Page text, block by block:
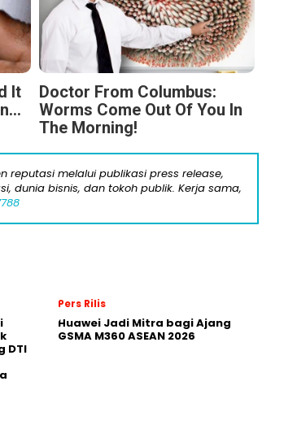
It
Doctor From Columbus:
Worms Come Out Of You In
The Morning!
reputasi melalui publikasi press release,
dunia bisnis, dan tokoh publik. Kerja sama,
DTI
Pers Rilis
Huawei Jadi Mitra bagi Ajang
GSMA M360 ASEAN 2026